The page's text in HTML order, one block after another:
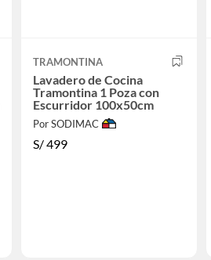
TRAMONTINA
Lavadero de Cocina
Tramontina 1 Poza con
Escurridor 100x50cm
Por SODIMAC
S/499